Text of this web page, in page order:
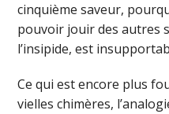
cinquième saveur,
pouvoir jouir des autres
l’insipide, est
Ce qui est encore plus
vielles chimères,